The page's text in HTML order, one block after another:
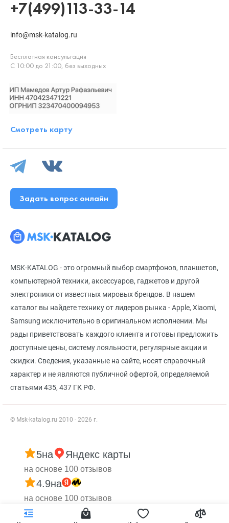
MSK-KATALOG - это огромный выбор смартфонов, планшетов,
компьютерной техники, аксессуаров, гаджетов и другой
электроники от известных мировых брендов. В нашем
каталог вы найдете технику от лидеров рынка - Apple, Xiaomi,
Samsung исключительно в оригинальном исполнении. Мы
рады приветствовать каждого клиента и готовы предложить
доступные цены, систему лояльности, регулярные акции и
скидки. Сведения, указанные на сайте, носят справочный
характер и не являются публичной офертой, определяемой
статьями 435, 437 ГК РФ.
© Msk-katalog.ru 2010 - 2026 г.
+7(499)113-33-14
info@msk-katalog.ru
Бесплатная консультация
С 10:00 до 21:00, без выходных
Смотреть карту
Задать вопрос онлайн
5на Яндекс карты
на основе 100 отзывов
4.9на
на основе 100 отзывов